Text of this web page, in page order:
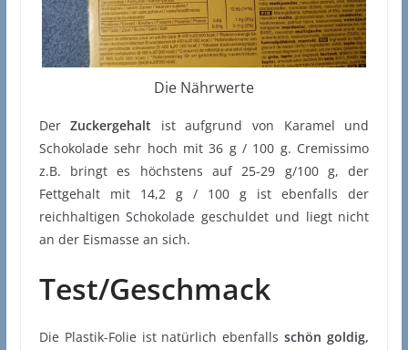
Die Nährwerte
DerZuckergehalt ist aufgrund von Karamel und
Schokolade sehr hoch mit 36 g / 100 g. Cremissimo
z.B. bringt es höchstens auf 25-29 g/100 g, der
Fettgehalt mit 14,2 g / 100 g ist ebenfalls der
reichhaltigen Schokolade geschuldet und liegt nicht
an der Eismasse an sich.
Test/Geschmack
Die Plastik-Folie ist natürlich ebenfallsschön goldig,